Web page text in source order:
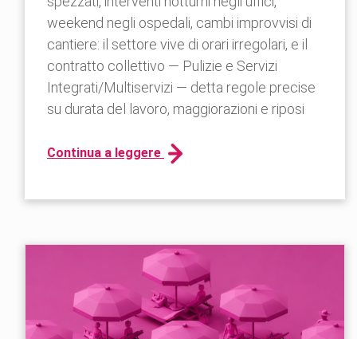
weekend negli ospedali, cambi improvvisi di
cantiere: il settore vive di orari irregolari, e il
contratto collettivo — Pulizie e Servizi
Integrati/Multiservizi — detta regole precise
su durata del lavoro, maggiorazioni e riposi
Continua a leggere